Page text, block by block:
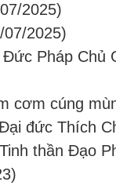
2025)
07/2025)
Pháp Chủ
cơm cúng
đức Thích
thần Đạo